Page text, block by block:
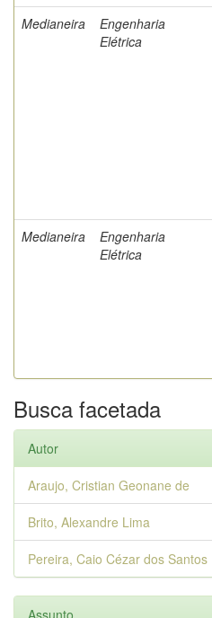
Medianeira
Engenharia
Elétrica
Medianeira
Engenharia
Elétrica
Busca facetada
Autor
Araujo, Cristian Geonane de
Brito, Alexandre Lima
Pereira, Caio Cézar dos Santos
Assunto